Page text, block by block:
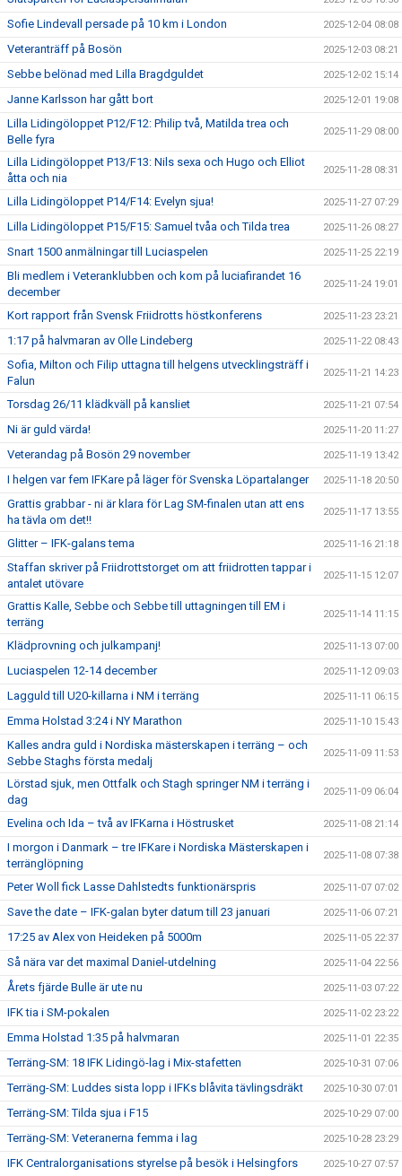
Sofie Lindevall persade på 10 km i London 2025-12-04 08:08
Veteranträff på Bosön 2025-12-03 08:21
Sebbe belönad med Lilla Bragdguldet 2025-12-02 15:14
Janne Karlsson har gått bort 2025-12-01 19:08
Lilla Lidingöloppet P12/F12: Philip två, Matilda trea och
Belle fyra
2025-11-29 08:00
Lilla Lidingöloppet P13/F13: Nils sexa och Hugo och Elliot
åtta och nia
2025-11-28 08:31
Lilla Lidingöloppet P14/F14: Evelyn sjua! 2025-11-27 07:29
Lilla Lidingöloppet P15/F15: Samuel tvåa och Tilda trea 2025-11-26 08:27
Snart 1500 anmälningar till Luciaspelen 2025-11-25 22:19
Bli medlem i Veteranklubben och kom på luciafirandet 16
december
2025-11-24 19:01
Kort rapport från Svensk Friidrotts höstkonferens 2025-11-23 23:21
1:17 på halvmaran av Olle Lindeberg 2025-11-22 08:43
Sofia, Milton och Filip uttagna till helgens utvecklingsträff i
Falun
2025-11-21 14:23
Torsdag 26/11 klädkväll på kansliet 2025-11-21 07:54
Ni är guld värda! 2025-11-20 11:27
Veterandag på Bosön 29 november 2025-11-19 13:42
I helgen var fem IFKare på läger för Svenska Löpartalanger 2025-11-18 20:50
Grattis grabbar - ni är klara för Lag SM-finalen utan att ens
ha tävla om det!!
2025-11-17 13:55
Glitter – IFK-galans tema 2025-11-16 21:18
Staffan skriver på Friidrottstorget om att friidrotten tappar i
antalet utövare
2025-11-15 12:07
Grattis Kalle, Sebbe och Sebbe till uttagningen till EM i
terräng
2025-11-14 11:15
Klädprovning och julkampanj! 2025-11-13 07:00
Luciaspelen 12-14 december 2025-11-12 09:03
Lagguld till U20-killarna i NM i terräng 2025-11-11 06:15
Emma Holstad 3:24 i NY Marathon 2025-11-10 15:43
Kalles andra guld i Nordiska mästerskapen i terräng – och
Sebbe Staghs första medalj
2025-11-09 11:53
Lörstad sjuk, men Ottfalk och Stagh springer NM i terräng i
dag
2025-11-09 06:04
Evelina och Ida – två av IFKarna i Höstrusket 2025-11-08 21:14
I morgon i Danmark – tre IFKare i Nordiska Mästerskapen i
terränglöpning
2025-11-08 07:38
Peter Woll fick Lasse Dahlstedts funktionärspris 2025-11-07 07:02
Save the date – IFK-galan byter datum till 23 januari 2025-11-06 07:21
17:25 av Alex von Heideken på 5000m 2025-11-05 22:37
Så nära var det maximal Daniel-utdelning 2025-11-04 22:56
Årets fjärde Bulle är ute nu 2025-11-03 07:22
IFK tia i SM-pokalen 2025-11-02 23:22
Emma Holstad 1:35 på halvmaran 2025-11-01 22:35
Terräng-SM: 18 IFK Lidingö-lag i Mix-stafetten 2025-10-31 07:06
Terräng-SM: Luddes sista lopp i IFKs blåvita tävlingsdräkt 2025-10-30 07:01
Terräng-SM: Tilda sjua i F15 2025-10-29 07:00
Terräng-SM: Veteranerna femma i lag 2025-10-28 23:29
IFK Centralorganisations styrelse på besök i Helsingfors 2025-10-27 07:57